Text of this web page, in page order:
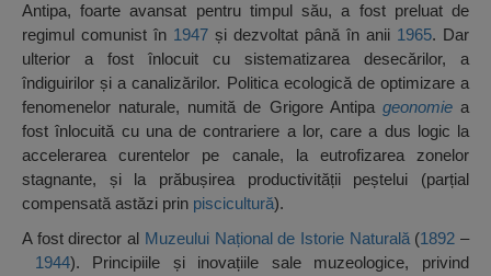
Antipa, foarte avansat pentru timpul său, a fost preluat de
regimul comunist în 1947 și dezvoltat până în anii 1965. Dar
ulterior a fost înlocuit cu sistematizarea desecărilor, a
îndiguirilor și a canalizărilor. Politica ecologică de optimizare a
fenomenelor naturale, numită de Grigore Antipa geonomiea
fost înlocuită cu una de contrariere a lor, care a dus logic la
accelerarea curentelor pe canale, la eutrofizarea zonelor
stagnante, și la prăbușirea productivității peștelui (parțial
compensată astăzi prin piscicultură).
A fost director al Muzeului Național de Istorie Naturală(1892 –
1944). Principiile și inovațiile sale muzeologice, privind